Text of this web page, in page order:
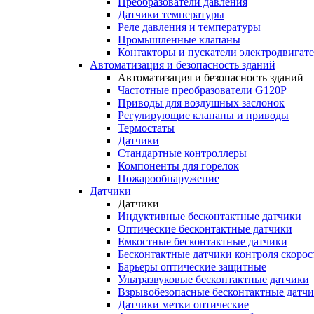
Датчики температуры
Реле давления и температуры
Промышленные клапаны
Контакторы и пускатели
Автоматизация и безопасность зданий
Автоматизация и безопасность зданий
Частотные преобразователи G120P
Приводы для воздушных заслонок
Регулирующие клапаны и приводы
Термостаты
Датчики
Стандартные контроллеры
Компоненты для горелок
Пожарообнаружение
Датчики
Датчики
Индуктивные бесконтактные датчики
Оптические бесконтактные датчики
Емкостные бесконтактные датчики
Бесконтактные датчики контроля
Барьеры оптические защитные
Ультразвуковые бесконтактные датчики
Взрывобезопасные бесконтактные
Датчики метки оптические